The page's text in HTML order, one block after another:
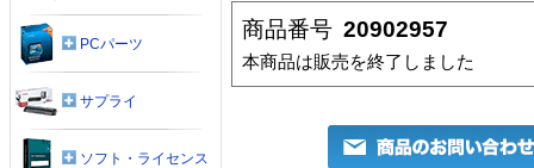
商品番号 20902957
本商品は販売を終了しました
PCパーツ
サプライ
ソフト・ライセンス